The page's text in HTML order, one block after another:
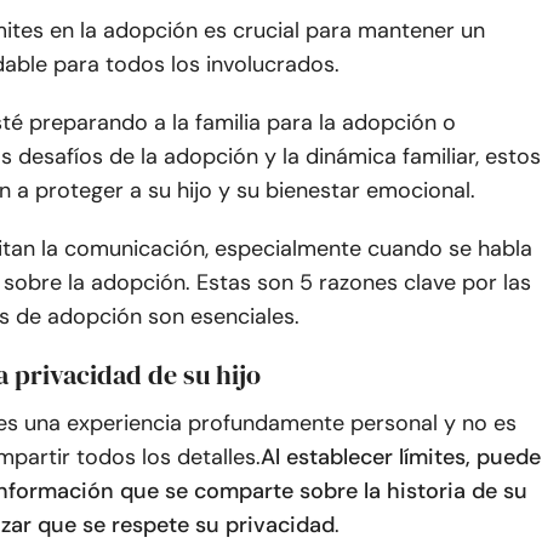
en la adopción es crucial para mantener un
para todos los involucrados.
preparando a la familia para la adopción o
desafíos de la adopción y la dinámica familiar, estos
a proteger a su hijo y su bienestar emocional.
la comunicación, especialmente cuando se habla
la adopción. Estas son 5 razones clave por las
de adopción son esenciales.
privacidad de su hijo
una experiencia profundamente personal y no es
todos los detalles.Al establecer límites, puede
que se comparte sobre la historia de su
que se respete su privacidad.